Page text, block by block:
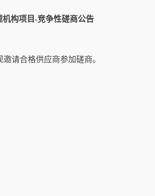
构项目-竞争性磋商公告
请合格供应商参加磋商。